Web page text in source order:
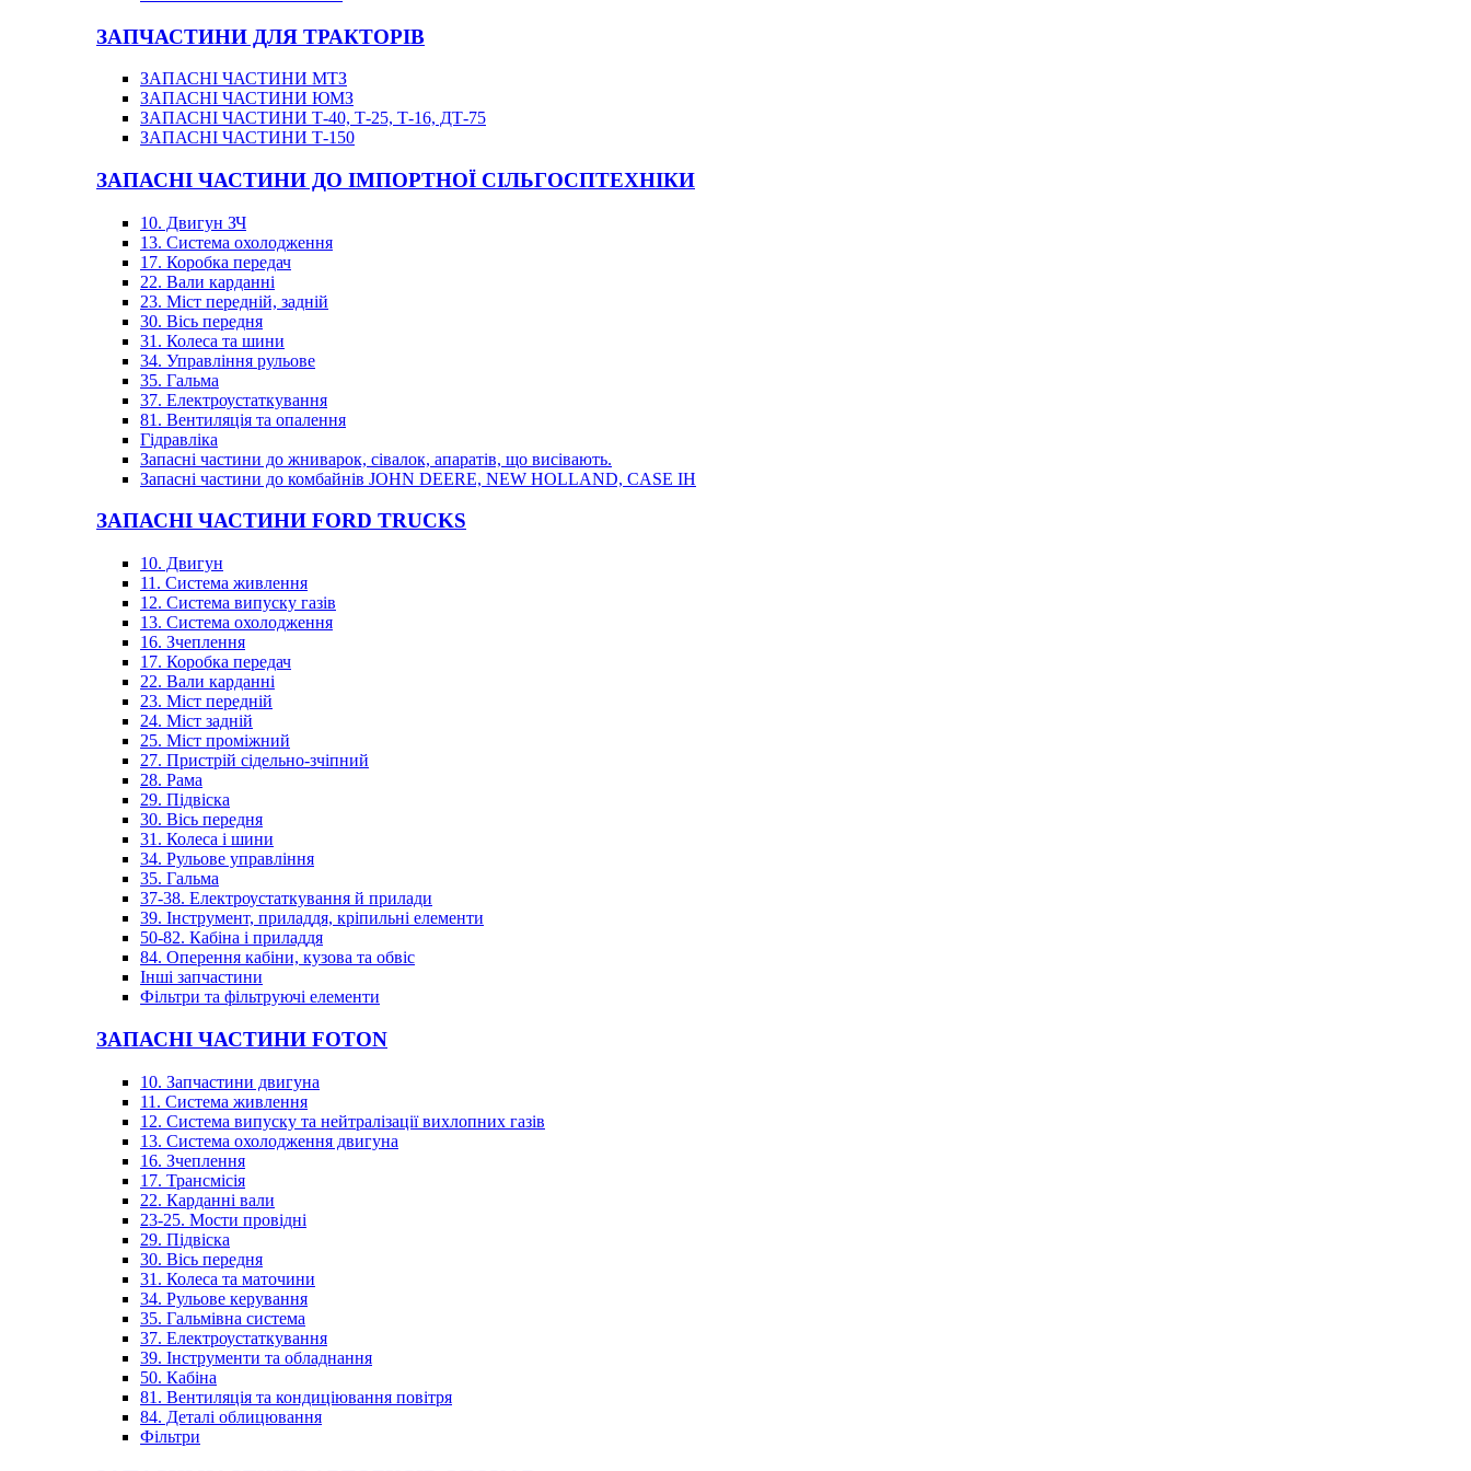
ЗАПЧАСТИНИ ДЛЯ ТРАКТОРІВ
ЗАПАСНІ ЧАСТИНИ МТЗ
ЗАПАСНІ ЧАСТИНИ ЮМЗ
ЗАПАСНІ ЧАСТИНИ Т-40, Т-25, Т-16, ДТ-75
ЗАПАСНІ ЧАСТИНИ Т-150
ЗАПАСНІ ЧАСТИНИ ДО ІМПОРТНОЇ СІЛЬГОСПТЕХНІКИ
10. Двигун ЗЧ
13. Система охолодження
17. Коробка передач
22. Вали карданні
23. Міст передній, задній
30. Вісь передня
31. Колеса та шини
34. Управління рульове
35. Гальма
37. Електроустаткування
81. Вентиляція та опалення
Гідравліка
Запасні частини до жниварок, сівалок, апаратів, що висівають.
Запасні частини до комбайнів JOHN DEERE, NEW HOLLAND, CASE IH
ЗАПАСНІ ЧАСТИНИ FORD TRUCKS
10. Двигун
11. Система живлення
12. Система випуску газів
13. Система охолодження
16. Зчеплення
17. Коробка передач
22. Вали карданні
23. Міст передній
24. Міст задній
25. Міст проміжний
27. Пристрій сідельно-зчіпний
28. Рама
29. Підвіска
30. Вісь передня
31. Колеса і шини
34. Рульове управління
35. Гальма
37-38. Електроустаткування й прилади
39. Інструмент, приладдя, кріпильні елементи
50-82. Кабіна і приладдя
84. Оперення кабіни, кузова та обвіс
Інші запчастини
Фільтри та фільтруючі елементи
ЗАПАСНІ ЧАСТИНИ FOTON
10. Запчастини двигуна
11. Система живлення
12. Система випуску та нейтралізації вихлопних газів
13. Система охолодження двигуна
16. Зчеплення
17. Трансмісія
22. Карданні вали
23-25. Мости провідні
29. Підвіска
30. Вісь передня
31. Колеса та маточини
34. Рульове керування
35. Гальмівна система
37. Електроустаткування
39. Інструменти та обладнання
50. Кабіна
81. Вентиляція та кондиціювання повітря
84. Деталі облицювання
Фільтри